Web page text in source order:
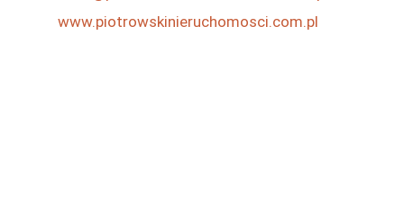
www.piotrowskinieruchomosci.com.pl